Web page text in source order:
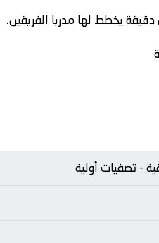
يخطط لها مدربا الفريقين.
- تصفيات أولية